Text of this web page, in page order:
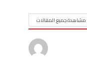
مشاهدة جميع المقالات